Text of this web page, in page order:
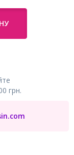
грн.